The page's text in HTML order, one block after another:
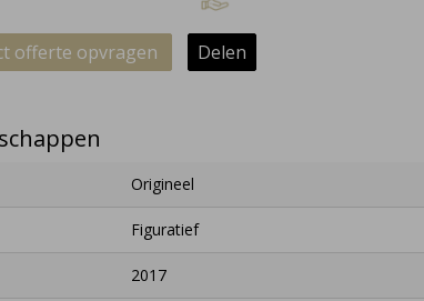
offerte opvragen Delen
Origineel
Figuratief
2017